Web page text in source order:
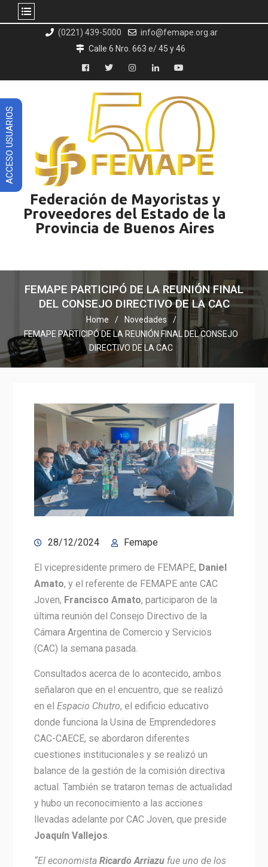
(0221) 439-5000
info@femape.org.ar
Calle 6 Nro. 663 e/ 45 y 46
Facebook
TwitterInstagramLinkedInYouTube
Federación de Mayoristas y
Proveedores del Estado de la
Provincia de Buenos Aires
FEMAPE PARTICIPÓ DE LA REUNIÓN FINAL
DEL CONSEJO DIRECTIVO DE LA CAC
Home
Novedades
FEMAPE PARTICIPÓ DE LA REUNIÓN FINAL DEL CONSEJO
DIRECTIVO DE LA CAC
28/12/2024 Femape
El vicepresidente primero de FEMAPE, Daniel
Amato, y el referente de FEMAPE ante CAC
Joven, Francisco Amato, participaron de la
última reunión del Consejo Directivo de la
Cámara Argentina de Comercio y Servicios
(CAC) la semana pasada.
Consultados acerca de lo acontecido, ambos
señalaron que en el encuentro, que se realizó
en el Espacio Chutro, el edificio educativo
donde funciona la Usina de Emprendedores
CAC-CAECE, se abordaron diferentes
cuestiones institucionales y se realizó un
balance de la gestión de la comisión directiva
actual. También se trataron temas de actualidad
y hubo un reconocimiento a las acciones
llevadas adelante por CAC Joven, que preside
Joaquín Vallejos.
“El economista Ricardo Arriazufue uno de los
ACCESO USUARIOS